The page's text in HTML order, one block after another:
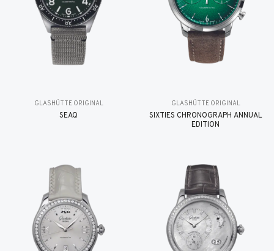
GLASHÜTTE ORIGINAL
SEAQ
GLASHÜTTE ORIGINAL
SIXTIES CHRONOGRAPH ANNUAL
EDITION